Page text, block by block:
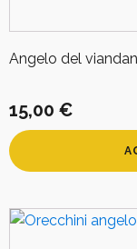
Angelo del
15,00 €